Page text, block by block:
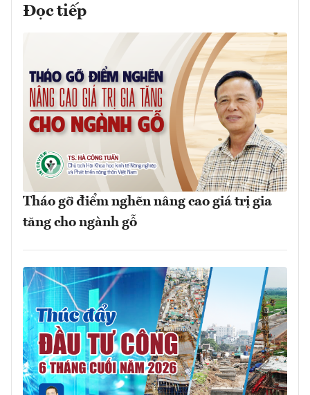
Đọc tiếp
Tháo gỡ điểm nghẽn nâng cao giá trị gia
tăng cho ngành gỗ